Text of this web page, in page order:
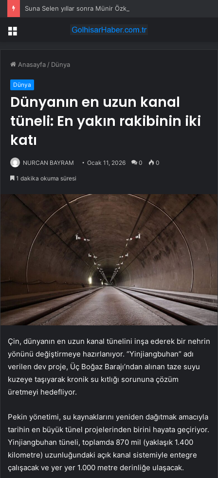
Menü
Anasayfa / Dünya
Dünya
Dünyanın en uzun kanal
tüneli: En yakın rakibinin iki
katı
NURCAN BAYRAM Ocak 11, 2026 0 0
1 dakika okuma süresi
Çin, dünyanın en uzun kanal tünelini inşa ederek bir nehrin
yönünü değiştirmeye hazırlanıyor. “Yinjiangbuhan” adı
verilen dev proje, Üç Boğaz Barajı’ndan alınan taze suyu
kuzeye taşıyarak kronik su kıtlığı sorununa çözüm
üretmeyi hedefliyor.
Pekin yönetimi, su kaynaklarını yeniden dağıtmak amacıyla
tarihin en büyük tünel projelerinden birini hayata geçiriyor.
Yinjiangbuhan tüneli, toplamda 870 mil (yaklaşık 1.400
kilometre) uzunluğundaki açık kanal sistemiyle entegre
çalışacak ve yer yer 1.000 metre derinliğe ulaşacak.